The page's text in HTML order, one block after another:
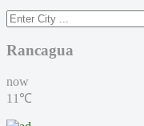
Rancagua
now
11℃